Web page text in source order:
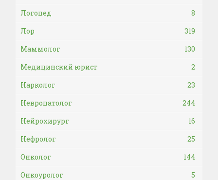
Логопед
8
Лор
319
Маммолог
130
Медицинский юрист
2
Нарколог
23
Невропатолог
244
Нейрохирург
16
Нефролог
25
Онколог
144
Онкоуролог
5